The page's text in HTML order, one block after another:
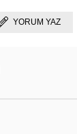
YORUM YAZ